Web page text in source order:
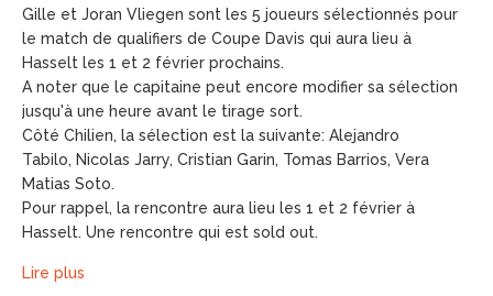
Gille et Joran Vliegen sont les 5 joueurs sélectionnés pour
le match de qualifiers de Coupe Davis qui aura lieu à
Hasselt les 1 et 2 février prochains.
A noter que le capitaine peut encore modifier sa sélection
jusqu'à une heure avant le tirage sort.
Côté Chilien, la sélection est la suivante: Alejandro
Tabilo, Nicolas Jarry, Cristian Garin, Tomas Barrios, Vera
Matias Soto.
Pour rappel, la rencontre aura lieu les 1 et 2 février à
Hasselt. Une rencontre qui est sold out.
Lire plus